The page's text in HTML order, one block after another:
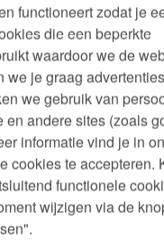
functioneert zodat je
die een beperkte
waardoor we de
we je graag
we gebruik van
andere sites (zoals
informatie vind je in
cookies te accepteren.
functionele
wijzigen via de